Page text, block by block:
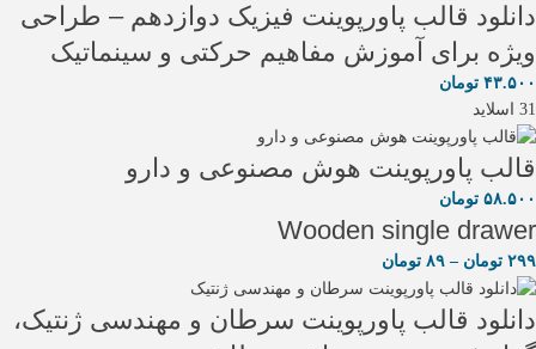
دانلود قالب پاورپوینت فیزیک دوازدهم – طراحی
ویژه برای آموزش مفاهیم حرکتی و سینماتیک
۴۳.۵۰۰ تومان
31 اسلاید
قالب پاورپوینت هوش مصنوعی و دارو
۵۸.۵۰۰ تومان
Wooden single drawer
۲۹۹ تومان – ۸۹ تومان
دانلود قالب پاورپوینت سرطان و مهندسی ژنتیک،